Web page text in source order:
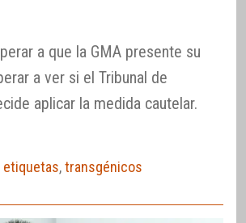
a que la GMA presente su
a ver si el Tribunal de
aplicar la medida cautelar.
etiquetas,transgénicos